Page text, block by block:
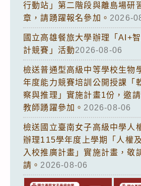
行動站」第二階段與離島場研
章，請踴躍報名參加。 2026-
國立高雄餐旅大學辦理「AI+
計競賽」活動2026-08-06
檢送普通型高級中等學校生物
年度能力競賽培訓公開授課「
察與推理」實施計畫1份，邀
教師踴躍參加。 2026-08-06
檢送國立臺南女子高級中學人
辦理115學年度上學期「人權
入校推廣計畫」實施計畫，敬
請。 2026-08-06